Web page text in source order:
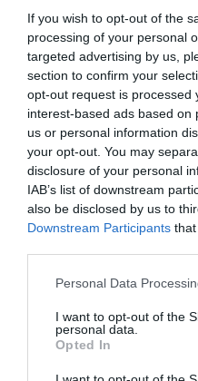
If you wish to opt-out of the
processing of your personal
targeted advertising by us,
section to confirm your
opt-out request is processed
interest-based ads based on
us or personal information
your opt-out. You may
disclosure of your personal
IAB’s list of downstream
also be disclosed by us to
Downstream Participants
Personal Data
I want to opt-out of the
personal data.
Opted In
quelli a tempo
amministrazione e gli
involontariamente il
si dimettono per
risoluzione
Dovranno aver
settimane nei 4 anni
almeno 30 giorni
disoccupazione.
lavoratore ha alle
mesi. L’importo sarà